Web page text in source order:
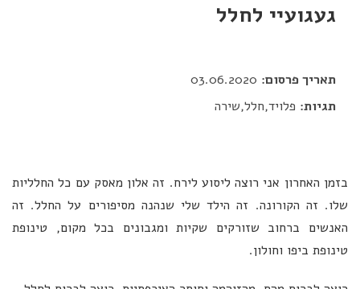
געגועיי לחלל
תאריך פרסום:
תגיות: פלויד,חלל,שירה
בזמן האחרון אני רוצה ליסוע לירח. זה אלון מאסק עם כל החלליות
שלו. זה הקורונה. זה הילד שלי שנהנה מסיפורים על החלל. זה
האנשים ברחוב שזורקים שקיות ומגבונים בכל מקום, טינופת
טינופת ביפו וחולון.